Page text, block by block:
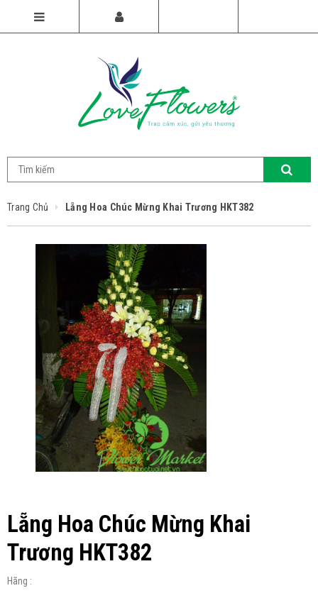
Trang Chủ Lẵng Hoa Chúc Mừng Khai Trương HKT382
Lẵng Hoa Chúc Mừng Khai
Trương HKT382
Hãng :